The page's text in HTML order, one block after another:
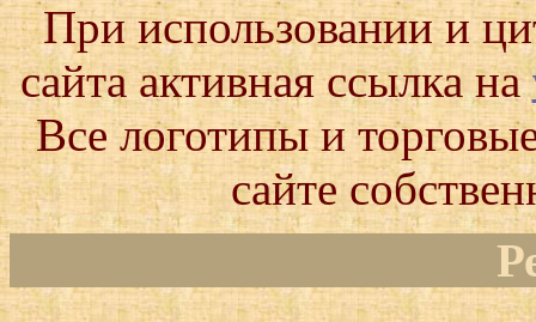
При использовании и
сайта активная ссылка на
Все логотипы и
сайте